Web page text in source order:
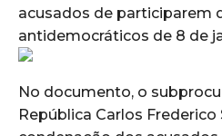
acusados de participarem
antidemocráticos de 8 de
No documento, o
República Carlos Frederico